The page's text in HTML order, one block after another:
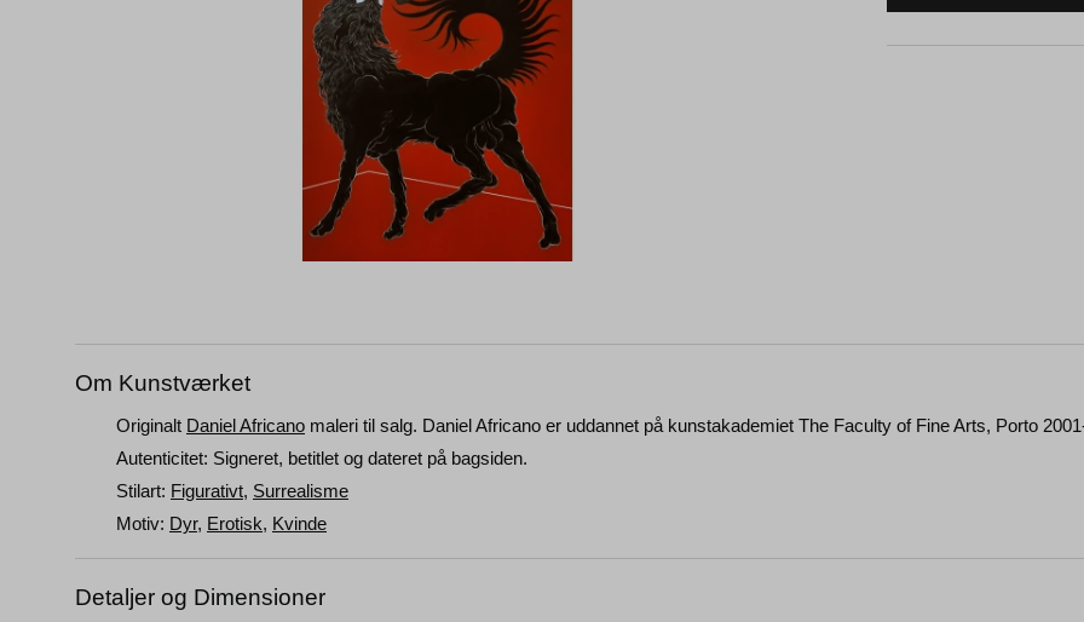
Om Kunstværket
Originalt Daniel Africano maleri til salg. Daniel Africano er uddannet på kunstakademiet The Faculty of Fine Arts, Porto
Autenticitet: Signeret, betitlet og dateret på bagsiden.
Stilart: Figurativt, Surrealisme
Motiv: Dyr, Erotisk, Kvinde
Detaljer og Dimensioner